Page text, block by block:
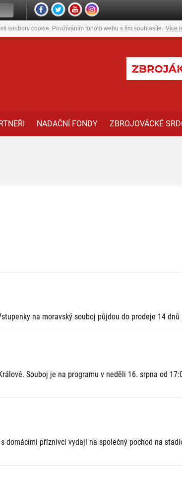
soubory cookie. Používáním tohoto webu s tím souhlasíte. Více
NADAČNÍ FONDY ZBROJOVÁCKÉ
na moravský souboj půjdou do prodeje 14 dnů
Souboj je na programu v neděli 16. srpna od
příznivci vydají na společný pochod na